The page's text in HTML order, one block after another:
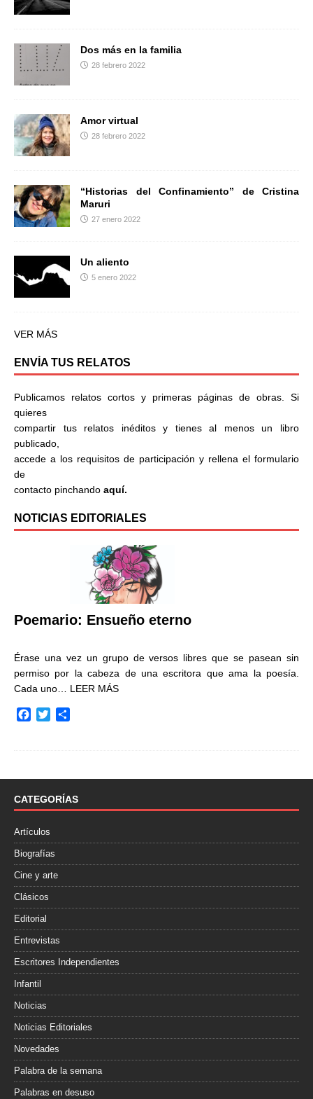
Dos más en la familia
28 febrero 2022
Amor virtual
28 febrero 2022
“Historias del Confinamiento” de Cristina
Maruri
27 enero 2022
Un aliento
5 enero 2022
VER MÁS
ENVÍA TUS RELATOS
Publicamos relatos cortos y primeras páginas de obras. Si
quieres
compartir tus relatos inéditos y tienes al menos un libro
publicado,
accede a los requisitos de participación y rellena el formulario
de
contacto pinchando aquí.
NOTICIAS EDITORIALES
Poemario: Ensueño eterno
Érase una vez un grupo de versos libres que se pasean sin
permiso por la cabeza de una escritora que ama la poesía.
Cada uno… LEER MÁS
o
k
r
t
i
CATEGORÍAS
Artículos
Biografías
Cine y arte
Clásicos
Editorial
Entrevistas
Escritores Independientes
Infantil
Noticias
Noticias Editoriales
Novedades
Palabra de la semana
Palabras en desuso